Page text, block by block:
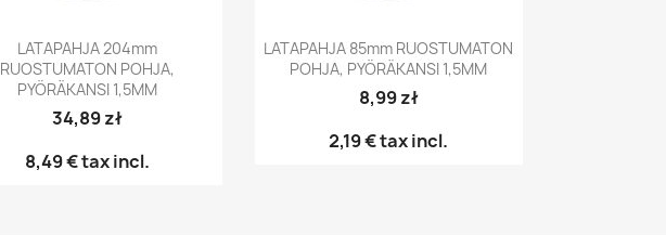
Pikakatselu
LATAPAHJA 204mm
RUOSTUMATON POHJA,
PYÖRÄKANSI 1,5MM
34,89 zł
8,49 €tax incl.
Pikakatselu
LATAPAHJA 85mm RUOSTUMATON
POHJA, PYÖRÄKANSI 1,5MM
8,99 zł
2,19 €tax incl.